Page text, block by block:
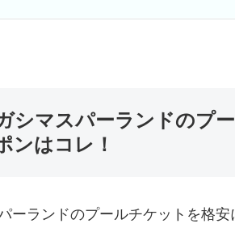
シマスパーランドのプ
ンはコレ！
ーランドのプールチケットを格